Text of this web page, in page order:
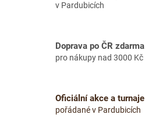
v Pardubicích
Doprava po ČR zdarma
pro nákupy nad 3000 Kč
Oficiální akce a turnaje
pořádané v Pardubicích